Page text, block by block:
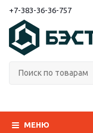
+7-383-36-36-757
МЕНЮ